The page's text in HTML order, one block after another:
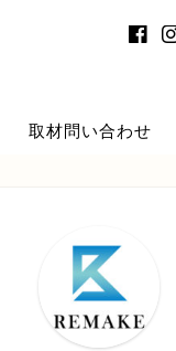
取材問い合わせ